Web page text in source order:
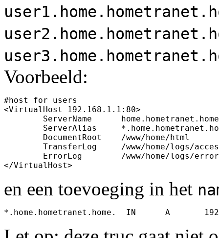
Voorbeeld:
#host for users
<VirtualHost 192.168.1.1:80>
        DocumentRoot	/www/home/html
en een toevoeging in het